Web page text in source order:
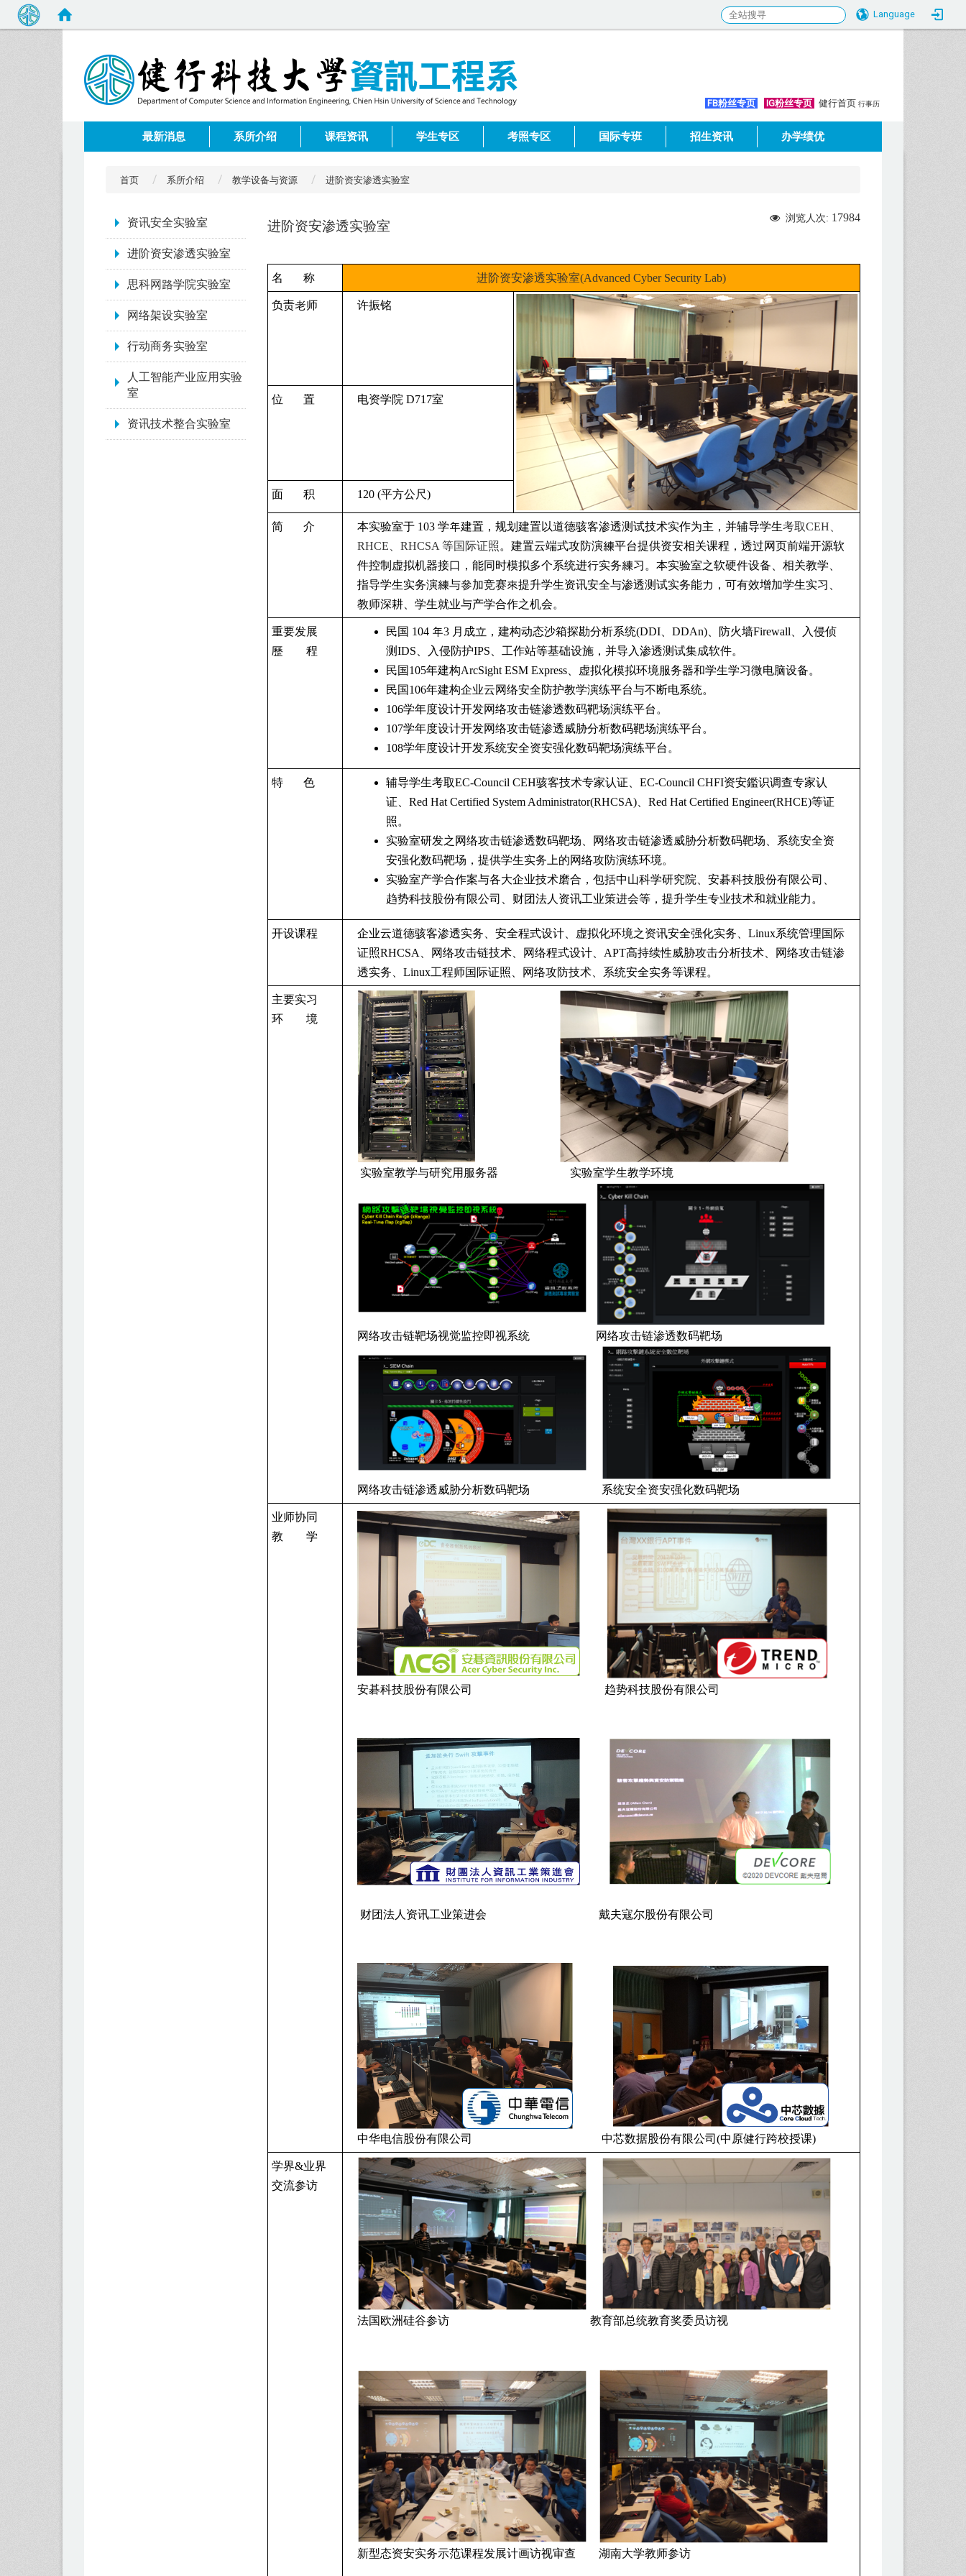
Language
FB粉丝专页 IG粉丝专页 健行首页 行事历
最新消息 系所介绍 课程资讯 学生专区 考照专区 国际专班 招生资讯 办学绩优
首页 系所介绍 教学设备与资源 进阶资安渗透实验室
资讯安全实验室
进阶资安渗透实验室
思科网路学院实验室
网络架设实验室
行动商务实验室
人工智能产业应用实验
室
资讯技术整合实验室
浏览人次: 17984
进阶资安渗透实验室
名 称 进阶资安渗透实验室(Advanced Cyber Security Lab)
负责老师 许振铭
位 置 电资学院 D717室
面 积 120 (平方公尺)
简 介 本实验室于 103 学年建置，规划建置以道德骇客渗透测试技术实作为主，并辅导学生考取CEH
RHCE
RHCSA 等国际证照 。建置云端式攻防演練平台提供资安相关课程，透过网页前端开源软
件控制虚拟机器接口，能同时模拟多个系统进行实务練习。本实验室之软硬件设备、相关教学、
指导学生实务演練与參加竞赛來提升学生资讯安全与渗透测试实务能力，可有效增加学生实习、
教师深耕、学生就业与产学合作之机会。
重要发展
歷 程
民国 104 年3 月成立，建构动态沙箱探勘分析系统(DDI DDAn) 、防火墙Firewall 、入侵侦
测IDS 、入侵防护IPS 、工作站等基础设施，并导入渗透测试集成软件。
民国105年建构ArcSight ESM Express 、虚拟化模拟环境服务器和学生学习微电脑设备。
民国106年建构企业云网络安全防护教学演练平台与不断电系统。
106学年度设计开发网络攻击链渗透数码靶场演练平台。
107学年度设计开发网络攻击链渗透威胁分析数码靶场演练平台。
108学年度设计开发系统安全资安强化数码靶场演练平台。
特 色 辅导学生考取EC-Council CEH骇客技术专家认证、 EC-Council CHFI资安鑑识调查专家认
证、 Red Hat Certified System Administrator(RHCSA) Red Hat Certified Engineer(RHCE)等证
照。
实验室研发之网络攻击链渗透数码靶场、网络攻击链渗透威胁分析数码靶场、系统安全资
安强化数码靶场，提供学生实务上的网络攻防演练环境。
实验室产学合作案与各大企业技术磨合，包括中山科学研究院、安碁科技股份有限公司、
趋势科技股份有限公司、财团法人资讯工业策进会等，提升学生专业技术和就业能力。
开设课程 企业云道德骇客渗透实务、安全程式设计、虚拟化环境之资讯安全强化实务、 Linux系统管理国际
证照RHCSA 、网络攻击链技术、网络程式设计、 APT高持续性威胁攻击分析技术、网络攻击链渗
透实务、 Linux工程师国际证照、网络攻防技术、系统安全实务等课程。
主要实习
环 境
实验室教学与研究用服务器 实验室学生教学环境
网络攻击链靶场视觉监控即视系统 网络攻击链渗透数码靶场
网络攻击链渗透威胁分析数码靶场 系统安全资安强化数码靶场
业师协同
教 学
安碁科技股份有限公司 趋势科技股份有限公司
财团法人资讯工业策进会 戴夫寇尔股份有限公司
中华电信股份有限公司 中芯数据股份有限公司 (中原健行跨校授课)
学界&业界
交流参访
法国欧洲硅谷参访 教育部总统教育奖委员访视
新型态资安实务示范课程发展计画访视审查 湖南大学教师参访